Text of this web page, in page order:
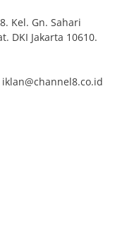
Kel. Gn. Sahari
DKI Jakarta 10610.
iklan@channel8.co.id